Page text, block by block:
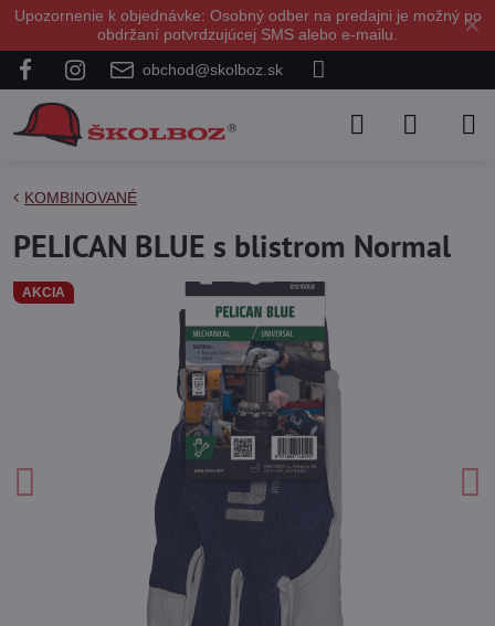
✕
Upozornenie k objednávke: Osobný odber na predajni je možný po
obdržaní potvrdzujúcej SMS alebo e-mailu.
obchod@skolboz.sk
AKCIA
KOMBINOVANÉ
PELICAN BLUE s blistrom Normal